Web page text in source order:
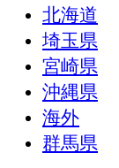
北海道
埼玉県
宮崎県
沖縄県
海外
群馬県